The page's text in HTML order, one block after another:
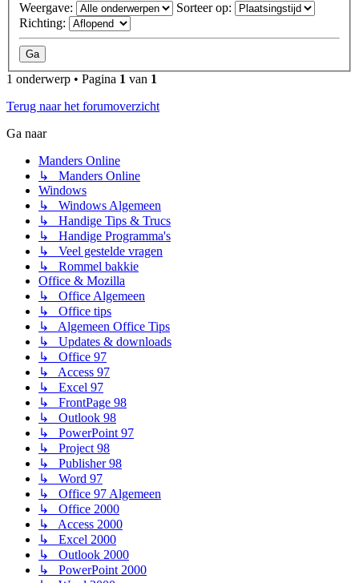
Weergave:
Sorteer op:
Richting:
1 onderwerp • Pagina 1 van 1
Terug naar het forumoverzicht
Ga naar
Manders Online
↳ Manders Online
Windows
↳ Windows Algemeen
↳ Handige Tips & Trucs
↳ Handige Programma's
↳ Veel gestelde vragen
↳ Rommel bakkie
Office & Mozilla
↳ Office Algemeen
↳ Office tips
↳ Algemeen Office Tips
↳ Updates & downloads
↳ Office 97
↳ Access 97
↳ Excel 97
↳ FrontPage 98
↳ Outlook 98
↳ PowerPoint 97
↳ Project 98
↳ Publisher 98
↳ Word 97
↳ Office 97 Algemeen
↳ Office 2000
↳ Access 2000
↳ Excel 2000
↳ Outlook 2000
↳ PowerPoint 2000